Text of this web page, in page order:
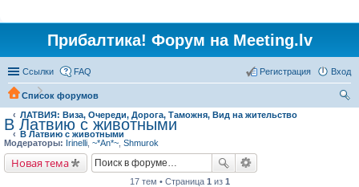
Прибалтика! Форум на Meeting.lv
Ссылки FAQ Вход
Регистрация
Список форумов
ЛАТВИЯ: Виза, Очереди, Дорога, Таможня, Вид на жительство
В Латвию с животными
В Латвию с животными
Модераторы: Irinelli ~*An*~ Shmurok
Новая тема
17 тем • Страница 1 из 1